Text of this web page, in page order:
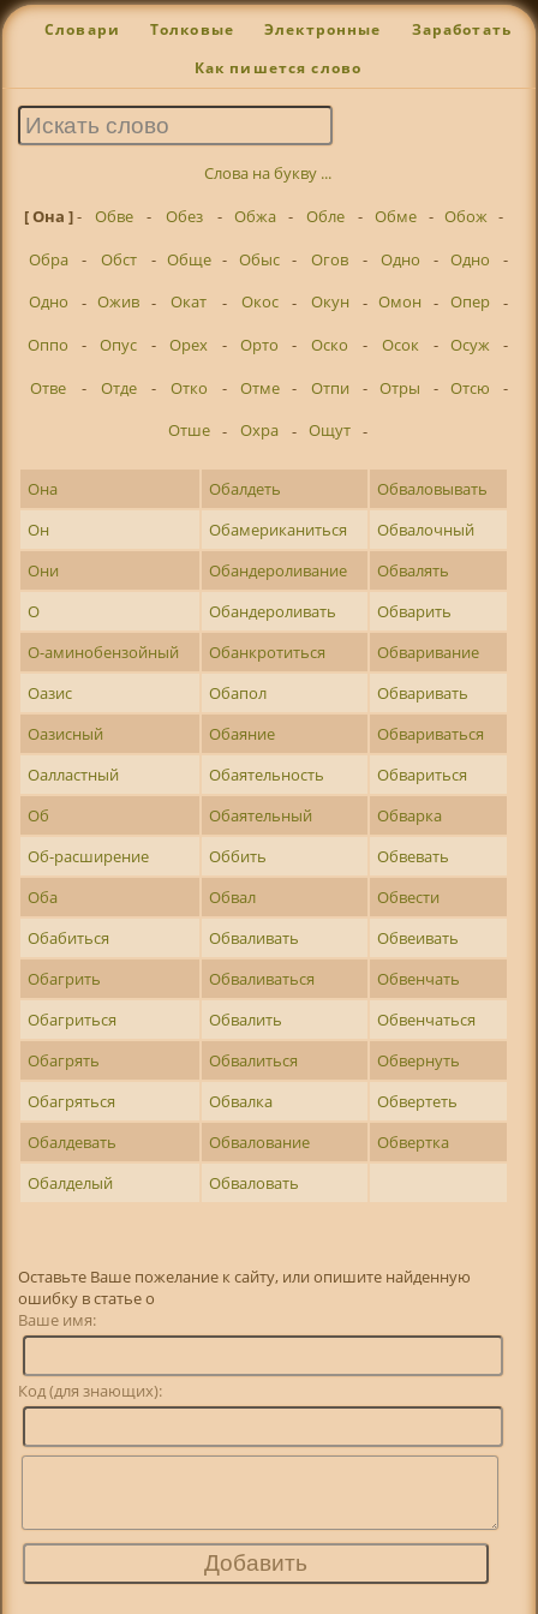
Словари Толковые Электронные Заработать
Как пишется слово
Слова на букву ...
[ Она ]- Обве - Обез - Обжа - Обле - Обме - Обож -
Обра
- Обст - Обще - Обыс - Огов - Одно - Одно
-
Одно
- Ожив - Окат - Окос - Окун - Омон - Опер
-
Оппо
- Опус - Орех - Орто - Оско - Осок - Осуж
-
Отве
- Отде - Отко - Отме - Отпи - Отры - Отсю
-
Отше - Охра - Ощут -
Она Обалдеть
Обваловывать
Он
Обамериканиться
Обвалочный
Они
Обандероливание
Обвалять
О
Обандероливать
Обварить
О-аминобензойный
Обанкротиться
Обваривание
Оазис
Обапол
Обваривать
Оазисный
Обаяние
Обвариваться
Оалластный
Обаятельность
Обвариться
Об
Обаятельный
Обварка
Об-расширение
Оббить
Обвевать
Оба
Обвал
Обвести
Обабиться
Обваливать
Обвеивать
Обагрить
Обваливаться
Обвенчать
Обагриться
Обвалить
Обвенчаться
Обагрять
Обвалиться
Обвернуть
Обагряться
Обвалка
Обвертеть
Обалдевать
Обвалование
Обвертка
Обалделый
Обваловать
Оставьте Ваше пожелание к сайту, или опишите найденную
ошибку в статье о
Ваше имя:
Код (для знающих):